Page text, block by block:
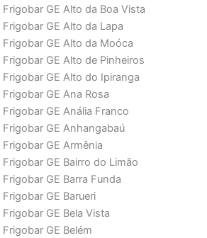
GE Alto da Boa Vista
GE Alto da Lapa
GE Alto da Moóca
GE Alto de Pinheiros
GE Alto do Ipiranga
GE Ana Rosa
GE Anália Franco
GE Anhangabaú
GE Armênia
GE Bairro do Limão
GE Barra Funda
GE Barueri
GE Bela Vista
GE Belém